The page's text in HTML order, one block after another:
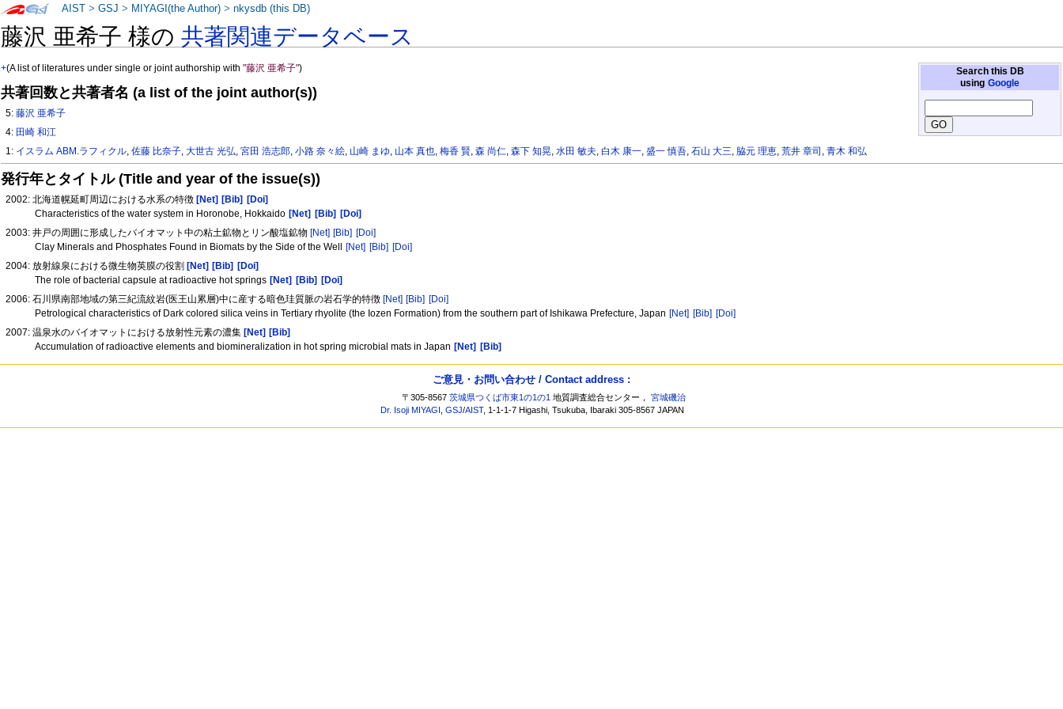
藤沢 亜希子 様の共著関連データベース
Search this DB
using Google
+(A list of literatures under single or joint authorship with"藤沢 亜希子")
共著回数と共著者名 (a list of the joint author(s))
5:藤沢 亜希子
4: 田崎 和江
1: イスラム ABM.ラフィクル,佐藤 比奈子,大世古 光弘,宮田 浩志郎,小路 奈々絵, 山崎 まゆ, 山本 真也,梅香 賢,森 尚仁,森下 知晃,水田 敏夫,白木 康一,盛一 慎吾,石山 大三, 脇元 理恵,荒井 章司 ,青木 和弘
発行年とタイトル (Title and year of the issue(s))
2002: 北海道幌延町周辺における水系の特徴 [Net] [Bib]
[Doi]
Characteristics of the water system in Horonobe, Hokkaido [Net] [Bib]
[Doi]
2003: 井戸の周囲に形成したバイオマット中の粘土鉱物とリン酸塩鉱物 [Net] [Bib] [Doi]
Clay Minerals and Phosphates Found in Biomats by the Side of the Well
[Net] [Bib] [Doi]
2004: 放射線泉における微生物英膜の役割 [Net] [Bib]
[Doi]
The role of bacterial capsule at radioactive hot springs [Net] [Bib]
[Doi]
2006: 石川県南部地域の第三紀流紋岩(医王山累層)中に産する暗色珪質脈の岩石学的特徴 [Net] [Bib] [Doi]
Petrological characteristics of Dark colored silica veins in Tertiary rhyolite (the Iozen Formation) from the southern part of Ishikawa Prefecture, Japan [Net] [Bib] [Doi]
2007: 温泉水のバイオマットにおける放射性元素の濃集 [Net] [Bib]
Accumulation of radioactive elements and biomineralization in hot spring microbial mats in Japan [Net] [Bib]
AIST >GSJ > MIYAGI(the Author) >nkysdb (this DB)
ご意見・お問い合わせ / Contact address :
〒305-8567茨城県つくば市東1の1の1 地質調査総合センター，宮城磯治
Dr. Isoji MIYAGI
,GSJ/AIST, 1-1-1-7 Higashi, Tsukuba, Ibaraki 305-8567 JAPAN